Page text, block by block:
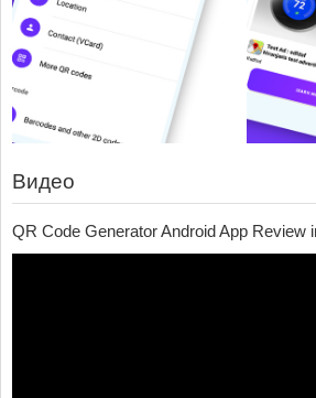
Видео
QR Code Generator Android App Review